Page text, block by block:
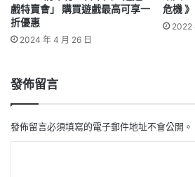
戲特賣會」 購買遊戲最高可享一
折優惠
2024 年 4 月 26 日
危機
2022
發佈留言
發佈留言必須填寫的電子郵件地址不會公開。